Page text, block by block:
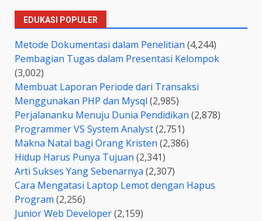
EDUKASI POPULER
Metode Dokumentasi dalam Penelitian (4,244)
Pembagian Tugas dalam Presentasi Kelompok
(3,002)
Membuat Laporan Periode dari Transaksi
Menggunakan PHP dan Mysql (2,985)
Perjalananku Menuju Dunia Pendidikan (2,878)
Programmer VS System Analyst(2,751)
Makna Natal bagi Orang Kristen (2,386)
Hidup Harus Punya Tujuan (2,341)
Arti Sukses Yang Sebenarnya (2,307)
Cara Mengatasi Laptop Lemot dengan Hapus
Program (2,256)
Junior Web Developer(2,159)